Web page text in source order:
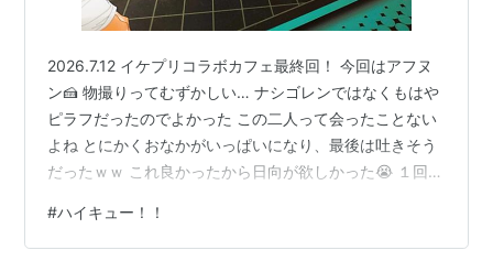
ハイキュー!! 9 (ジャンプコミック
ス)
作者:古舘春一
出版社/メーカー:集英社
発売日:
2014/01/04
メディア:
コミック
2026.7.12 イケプリコラボカフェ最終回！ 今回はアフヌ
ン🍰 物撮りってむずかしい… ナシゴレンではなくもはや
ピラフだったのでよかった この二人って会ったことない
よね とにかくおなかがいっぱいになり、最後は吐きそう
だったｗｗ これ良かったから日向が欲しかった😭 １回目
すべての特典も含めて日向だけこなかったんだよね、２
回目にいただいた日向カードホントに感謝😭３回行って
#ハイキュー！！